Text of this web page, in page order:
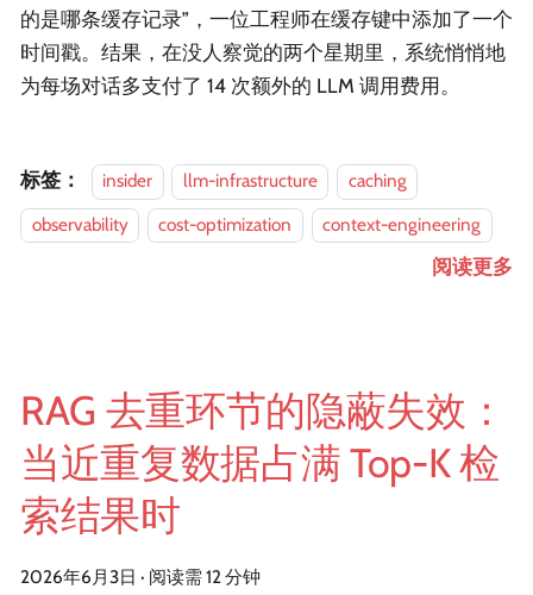
的是哪条缓存记录”，一位工程师在缓存键中添加了一个
时间戳。结果，在没人察觉的两个星期里，系统悄悄地
为每场对话多支付了 14 次额外的 LLM 调用费用。
标签： insider llm-infrastructure
caching
observability
cost-optimization context-engineering
阅读更多
RAG 去重环节的隐蔽失效：
当近重复数据占满 Top-K 检
索结果时
2026年6月3日 · 阅读需 12 分钟